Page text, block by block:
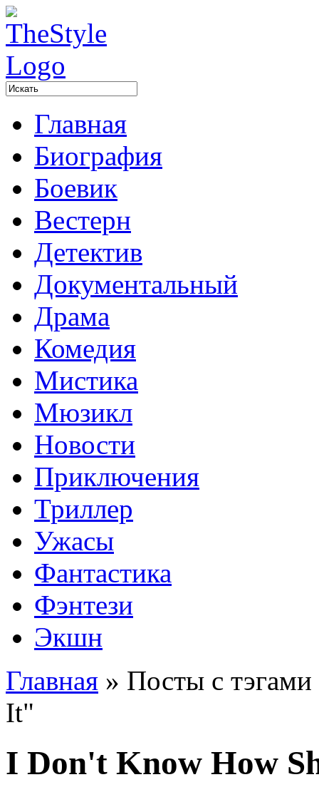
Главная
Биография
Боевик
Вестерн
Детектив
Документальный
Драма
Комедия
Мистика
Мюзикл
Новости
Приключения
Триллер
Ужасы
Фантастика
Фэнтези
Экшн
Главная » Посты с
It"
I Don't Know How